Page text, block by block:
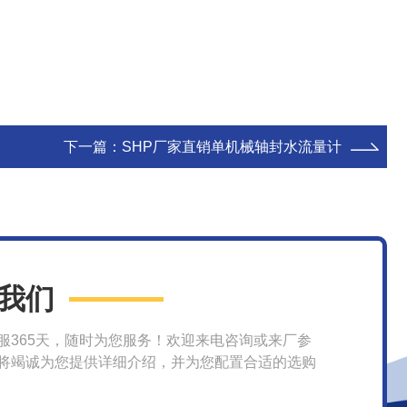
下一篇： SHP厂家直销单机械轴封水流量计
们
365天，随时为您服务！欢迎来电咨询或来厂参
竭诚为您提供详细介绍，并为您配置合适的选购